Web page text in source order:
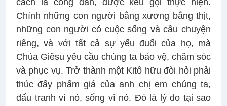
cách là công dân, được kêu gọi thực hiện.
Chính những con người bằng xương bằng thịt,
những con người có cuộc sống và câu chuyện
riêng, và với tất cả sự yếu đuối của họ, mà
Chúa Giêsu yêu cầu chúng ta bảo vệ, chăm sóc
và phục vụ. Trở thành một Kitô hữu đòi hỏi phải
thúc đẩy phẩm giá của anh chị em chúng ta,
đấu tranh vì nó, sống vì nó. Đó là lý do tại sao